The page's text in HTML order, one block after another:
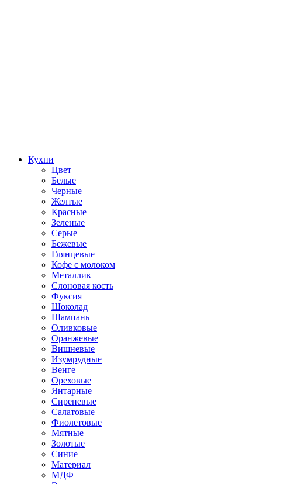
Кухни
Цвет
Белые
Черные
Желтые
Красные
Зеленые
Серые
Бежевые
Глянцевые
Кофе с молоком
Металлик
Слоновая кость
Фуксия
Шоколад
Шампань
Оливковые
Оранжевые
Вишневые
Изумрудные
Венге
Ореховые
Янтарные
Сиреневые
Салатовые
Фиолетовые
Мятные
Золотые
Синие
Материал
МДФ